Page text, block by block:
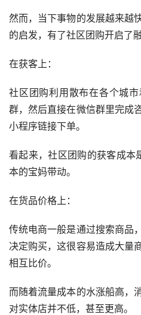
然而，当下事物的发展越来越
的启发，有了社区团购开启了融
在获客上：
社区团购利用散布在各个城
群，然后直接在微信群里完成
小程序链接下单。
看起来，社区团购的获客成本
本的宝妈带动。
在货品价格上：
传统电商一般是通过搜索商品
决定购买，这很容易造成大量
相互比价。
而随着流量成本的水涨船高，
对实体店并不低，甚至更高。